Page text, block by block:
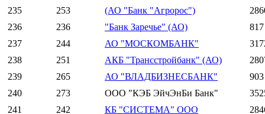
235
253 (АО "Банк "Агророс")
236
236 "Банк Заречье" (АО)
817
237
244 АО "МОСКОМБАНК"
238
251 АКБ "Трансстройбанк" (АО)
239
265 АО "ВЛАДБИЗНЕСБАНК"
903
240
273 ООО "КЭБ ЭйчЭнБи Банк"
241
242 КБ "СИСТЕМА" ООО